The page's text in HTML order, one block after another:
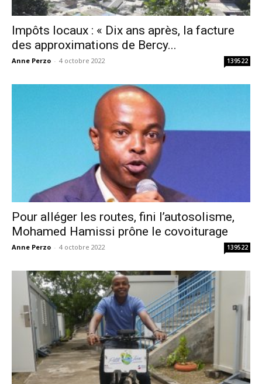
Impôts locaux : « Dix ans après, la facture
des approximations de Bercy...
Anne Perzo - 4 octobre 2022 139522
Pour alléger les routes, fini l’autosolisme,
Mohamed Hamissi prône le covoiturage
Anne Perzo - 4 octobre 2022 139522